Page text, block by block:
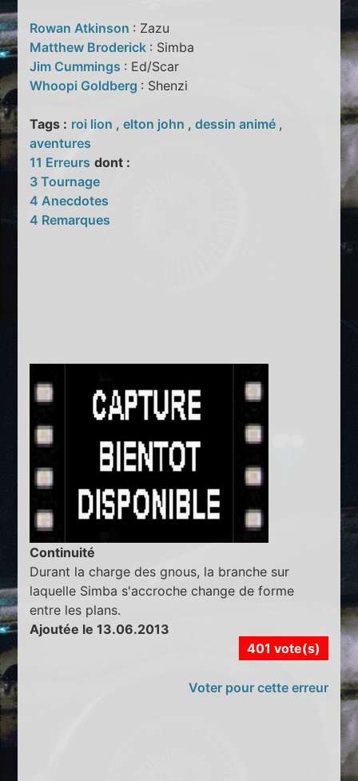
Rowan Atkinson : Zazu
Matthew Broderick : Simba
Jim Cummings : Ed/Scar
Whoopi Goldberg : Shenzi
Tags : roi lion ,elton john ,dessin animé ,
aventures
11 Erreurs dont :
3 Tournage
4 Anecdotes
4 Remarques
Continuité
Durant la charge des gnous, la branche sur
laquelle Simba s'accroche change de forme
entre les plans.
Ajoutée le 13.06.2013
401 vote(s)
Voter pour cette erreur